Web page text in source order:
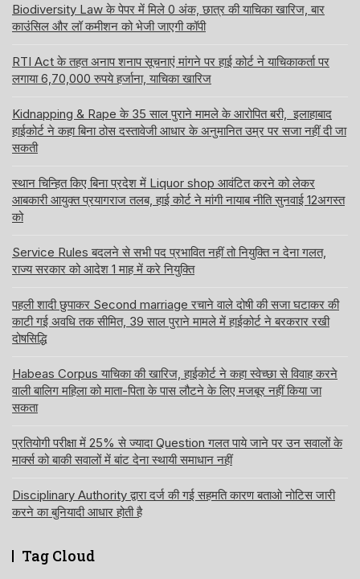
Biodiversity Law के पेपर में मिले 0 अंक, छात्र की याचिका खारिज, बार
काउंसिल और लॉ कमीशन को भेजी जाएगी कॉपी
RTI Act के तहत अनाप शनाप सूचनाएं मांगने पर हाई कोर्ट ने याचिकाकर्ता पर
लगाया 6,70,000 रुपये हर्जाना, याचिका खारिज
Kidnapping & Rape के 35 साल पुराने मामले के आरोपित बरी, इलाहाबाद
हाईकोर्ट ने कहा बिना ठोस दस्तावेजी आधार के अनुमानित उम्र पर सजा नहीं दी जा
सकती
स्थान चिन्हित किए बिना प्रदेश में Liquor shop आवंटित करने को लेकर
आबकारी आयुक्त प्रयागराज तलब, हाई कोर्ट ने मांगी नायाब नीति सुनवाई 12अगस्त
को
Service Rules बदलने से सभी पद प्रभावित नहीं तो नियुक्ति न देना गलत,
राज्य सरकार को आदेश 1 माह में करे नियुक्ति
पहली शादी छुपाकर Second marriage रचाने वाले दोषी की सजा घटाकर की
काटी गई अवधि तक सीमित, 39 साल पुराने मामले में हाईकोर्ट ने बरकरार रखी
दोषसिद्धि
Habeas Corpus याचिका की खारिज, हाईकोर्ट ने कहा स्वेच्छा से विवाह करने
वाली बालिग महिला को माता-पिता के पास लौटने के लिए मजबूर नहीं किया जा
सकता
प्रतियोगी परीक्षा में 25% से ज्यादा Question गलत पाये जाने पर उन सवालों के
मार्क्स को बाकी सवालों में बांट देना स्थायी समाधान नहीं
Disciplinary Authority द्वारा दर्ज की गई सहमति कारण बताओ नोटिस जारी
करने का बुनियादी आधार होती है
Tag Cloud